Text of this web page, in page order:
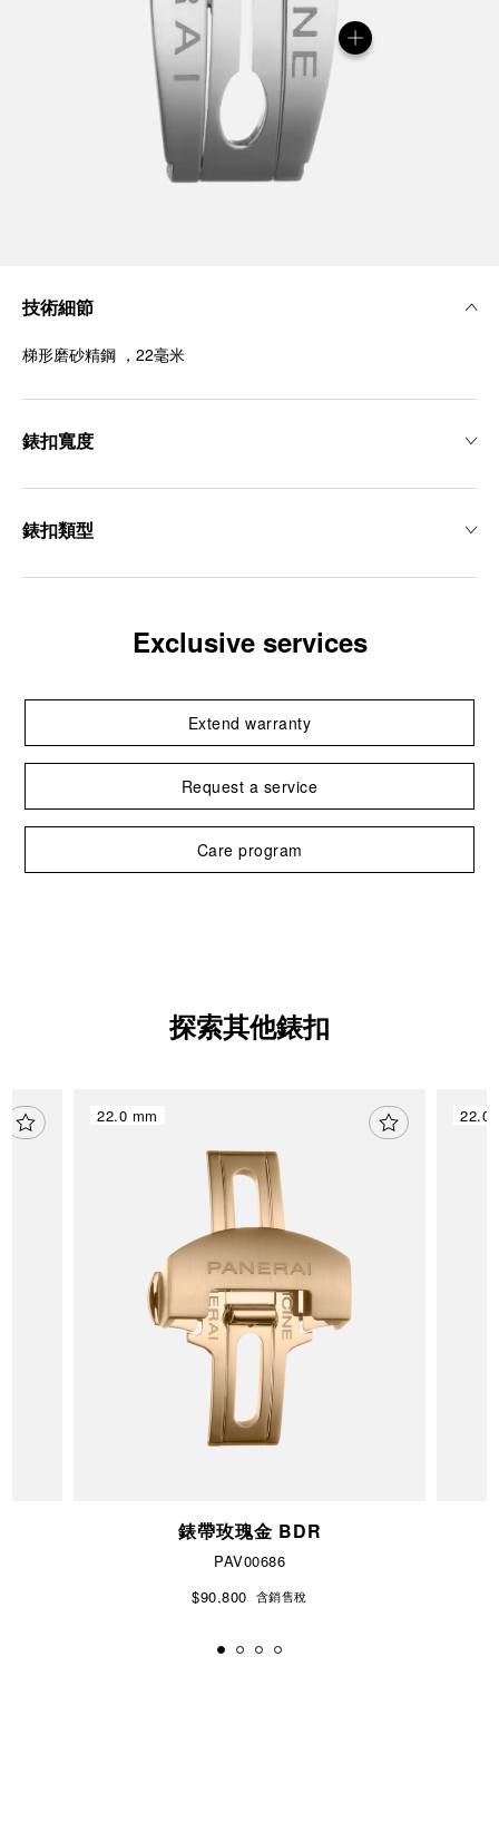
技術細節
梯形磨砂精鋼 ，22毫米
錶扣寬度
錶扣類型
Exclusive services
Extend warranty
Request a service
Care program
探索其他錶扣
22.0 mm
錶帶玫瑰金 BDR
PAV00686
$90,800 含銷售稅
22.0